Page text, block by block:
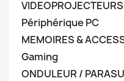
Périphérique PC
MEMOIRES &
Gaming
ONDULEUR /